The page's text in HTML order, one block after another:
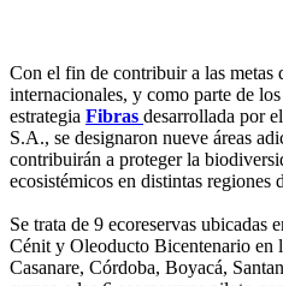
Con el fin de contribuir a las metas
internacionales, y como parte de
estrategia Fibras desarrollada por
S.A., se designaron nueve áreas
contribuirán a proteger la
ecosistémicos en distintas regiones
Se trata de 9 ecoreservas ubicadas
Cénit y Oleoducto Bicentenario en
Casanare, Córdoba, Boyacá,